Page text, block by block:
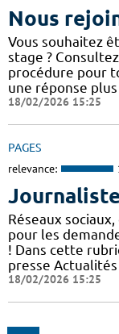
Nous
Vous souhaitez
stage ?
procédure pour
une réponse
18/02/2026 15:25
PAGES
relevance:
Réseaux
pour les
! Dans cette
presse
18/02/2026 15:25